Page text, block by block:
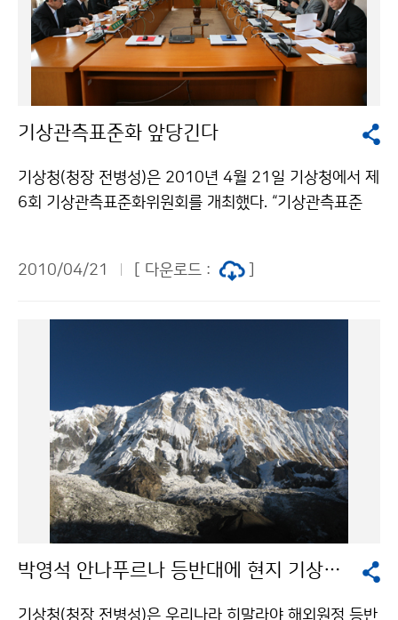
응모자 중 50명을 추첨하여 1인당 2만원 상당의 상품권
을 증정한다. 응모기간은 4월 22일부터 5월 6일 18시까
지이며, 당첨자는 5월 중순 기상청 홈페이지 및 기상청 블
로그를 통해 발표한다. 기상청은 기상과학에 대한 국민의
하철을 통하여 공익광고를 실시하고 있다. 기상청 공익광
많고, 부산 대구 대전 광주는 각각 1호선이다. 제출된 사
진은 반환하지 않으며, 당첨된 작품에 대한 지적재산권 등
의로 사용할 수 있다. ※ 이벤트 참여 방법 ① 기상청 블로
jemsjun@korea.kr)기상청 이(가) 창작한 지하철에서
기상청을 찾아라! 저작물은 "공공누리" 출처표시-상업적
이용금지 조건에 따라 이용 할 수 있습니다.
기상관측표준화 앞당긴다
기상청(청장 전병성)은 2010년 4월 21일 기상청에서 제
6회 기상관측표준화위원회를 개최했다. “기상관측표준
국가기상관측자료를 공동 활용하여 관측해상도를 향상(1
할 예정이었으나, 집중호우·태풍 등 매년 크게 확대되고
있는 기상재해에 적극적으로 대응하고자 완료 목표연도
를 2012년으로 앞당겼다. 기상청은 올해 27개 기관 관
측시설의 우수등급을 70%로 끌어올릴 계획이다. 이를 위
해 기상청은 기상관측표준화 기술지원반(94명)을 구성하
고 표준화 현장 기술지도, 관측업무종사자 기술교육 등을
AWS 강수량계 대기오염 풍향․ 풍속계 온도계 등 기상청
2010/04/21 [ 다운로드 :
박영석 안나푸르나 등반대에 현지 기상예보 제공
기상청(청장 전병성)은 우리나라 히말라야 해외원정 등반